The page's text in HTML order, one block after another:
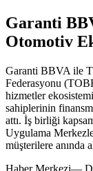
Garanti
Otomotiv
Garanti BBVA ile
Federasyonu
hizmetler
sahiplerinin
attı. İş birliği
Uygulama
müşterilere anında
Haber Merkezi—